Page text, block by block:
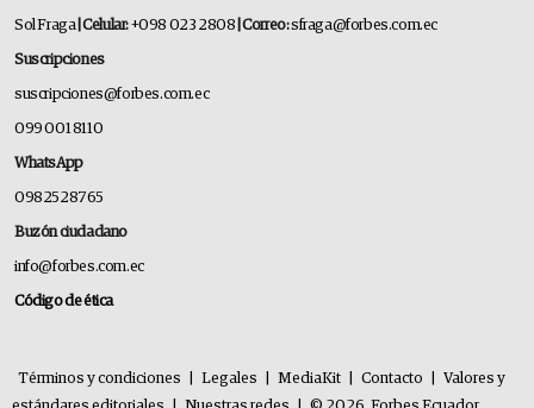
Sol Fraga| Celular:+098 023 2808 | Correo:sfraga@forbes.com.ec
Suscripciones
suscripciones@forbes.com.ec
099 001 8110
WhatsApp
0982528765
Buzón ciudadano
info@forbes.com.ec
Código de ética
Términos y condiciones Legales MediaKit Contacto
Valores y